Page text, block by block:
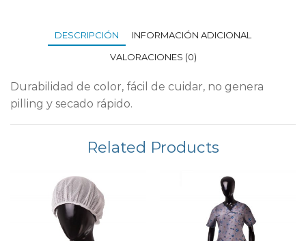
DESCRIPCIÓN
INFORMACIÓN ADICIONAL
VALORACIONES (0)
Durabilidad de color, fácil de cuidar, no genera
pilling y secado rápido.
Related Products